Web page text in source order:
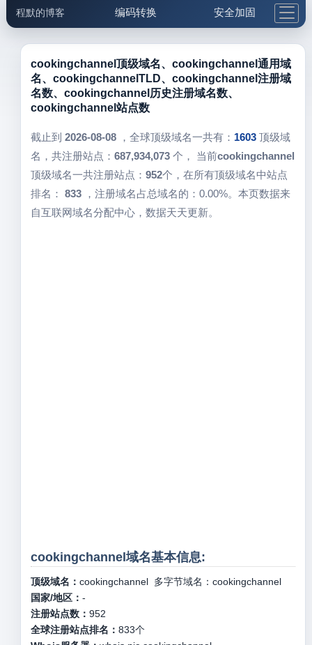
程默的博客 编码转换 安全加固
邮件工具 生活便民 更多工具
5.1支付宝大红包
cookingchannel顶级域名、cookingchannel通用域
名、cookingchannelTLD、cookingchannel注册域
名数、cookingchannel历史注册域名数、
cookingchannel站点数
截止到 2026-08-08，全球顶级域名一共有： 1603 顶级域
名，共注册站点： 687,934,073 个， 当前cookingchannel
顶级域名一共注册站点： 952个，在所有顶级域名中站点
排名： 833，注册域名占总域名的：0.00%。本页数据来
自互联网域名分配中心，数据天天更新。
cookingchannel域名基本信息:
顶级域名： cookingchannel多字节域名： cookingchannel
国家/地区： -
注册站点数： 952
全球注册站点排名： 833个